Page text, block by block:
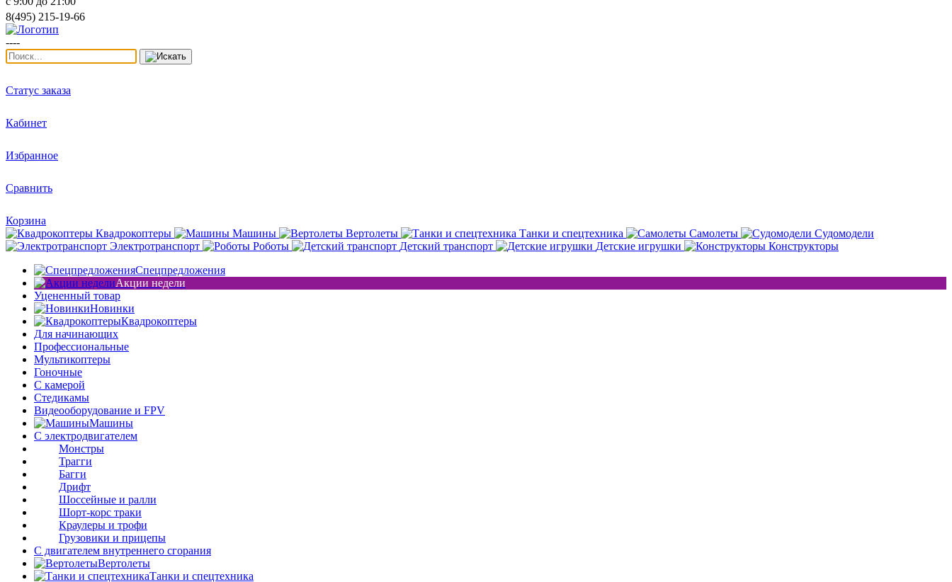
8(495) 215-19-66
----
Статус заказа
Кабинет
Избранное
Сравнить
Корзина
Квадрокоптеры
Машины Вертолеты Танки и спецтехника Самолеты
Судомодели
Электротранспорт
Роботы Детский транспорт Детские игрушки
Конструкторы
Спецпредложения
Акции недели
Уцененный товар
Новинки
Квадрокоптеры
Для начинающих
Профессиональные
Мультикоптеры
Гоночные
C камерой
Стедикамы
Видеооборудование и FPV
Машины
С электродвигателем
Монстры
Трагги
Багги
Дрифт
Шоссейные и ралли
Шорт-корс траки
Краулеры и трофи
Грузовики и прицепы
С двигателем внутреннего сгорания
Вертолеты
Танки и спецтехника